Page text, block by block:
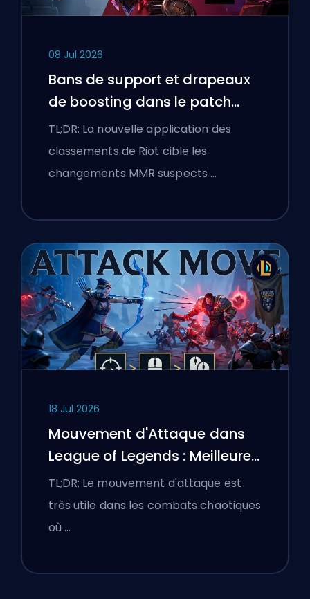
08 Jul 2026
Bans de support et drapeaux
de boosting dans le patch
25.18 de League of Legends
TL;DR: La nouvelle application des
classements de Riot cible les
changements MMR suspects …
18 Jul 2026
Mouvement d'Attaque dans
League of Legends : Meilleures
Configurations
TL;DR: Le mouvement d'attaque est
très utile dans les combats chaotiques
où …